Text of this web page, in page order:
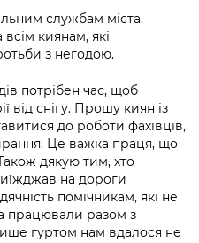
адміністрація
Цифровий
стану
«Відкритий
стану
службам міста,
киянам, які
з негодою.
потрібен час, щоб
від снігу. Прошу киян із
до роботи фахівців,
Це важка праця, що
дякую тим, хто
на дороги
помічникам, які не
працювали разом з
гуртом нам вдалося не